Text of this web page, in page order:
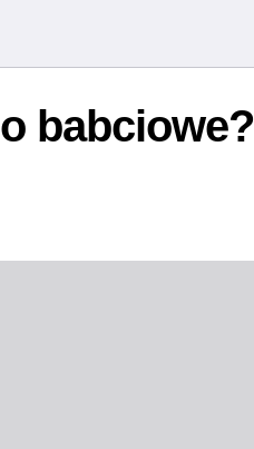
babciowe?